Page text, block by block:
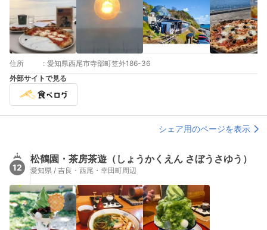
住所 : 愛知県西尾市寺部町笠外186-36
外部サイトで見る
シェア用のページを表示
12
松鶴園・茶房茶遊（しょうかくえん さぼうさゆう）
愛知県 / 吉良・西尾・幸田町周辺